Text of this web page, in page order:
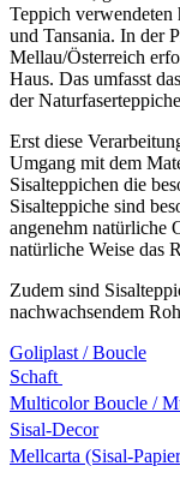
Teppich verwendeten
und Tansania. In der
Mellau/Österreich
Haus. Das umfasst
der
Erst diese
Umgang mit dem
Sisalteppichen die
Sisalteppiche sind
angenehm natürliche
natürliche Weise das
Zudem sind
nachwachsendem
Goliplast / Boucle
Schaft
Multicolor Boucle /
Sisal-Decor
Mellcarta (Sisal-